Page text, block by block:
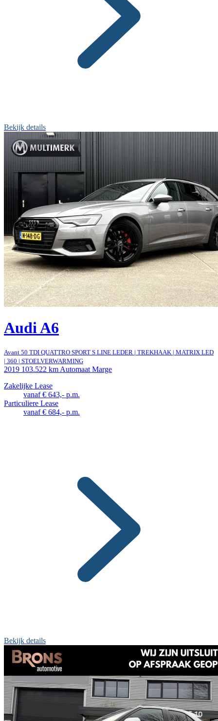
Bekijk details
Audi A6
Avant 50 TDI QUATTRO SPORT S LINE LEDER | TREKHAAK | MATRIX LED
| 360 | STOELVERWARMING
2019 103.522 km Automaat Marge
Zakelijke Lease
vanaf € 643,- p.m.
Particuliere Lease
vanaf € 684,- p.m.
Bekijk details